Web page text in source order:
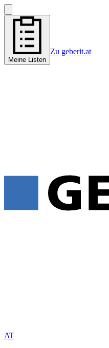
Meine Listen
Zu geberit.at
AT